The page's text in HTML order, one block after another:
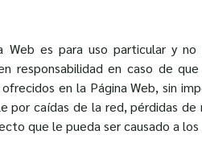
Web es para uso particular y
responsabilidad en caso de
en la Página Web, sin
por caídas de la red, pérdidas
que le pueda ser causado a los